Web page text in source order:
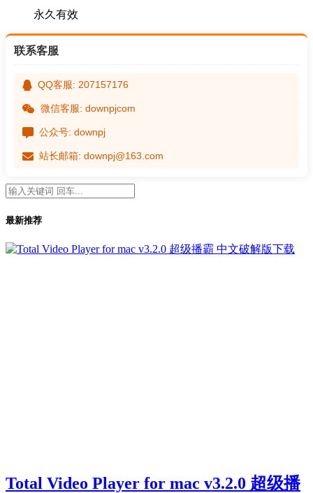
永久有效
联系客服
QQ客服: 207157176
微信客服: downpjcom
公众号: downpj
站长邮箱: downpj@163.com
最新推荐
Total Video Player for mac v3.2.0 超级播